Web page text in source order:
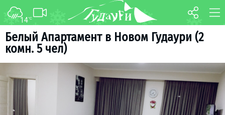
14°C
Белый Апартамент в Новом Гудаури (2
комн. 5 чел)
ФОРУМ КАРТА
ТРАНСФЕР
О курорте
Инструкторы